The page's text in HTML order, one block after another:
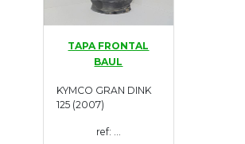
Motores
Usados
Formulario
TAPA FRONTAL
BAUL
KYMCO GRAN DINK
125 (2007)
ref: ...